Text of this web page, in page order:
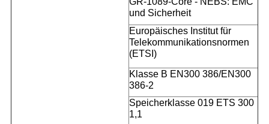
und Sicherheit
Europäisches Institut für
Telekommunikationsnormen
(ETSI)
Klasse B EN300 386/EN300
386-2
Speicherklasse 019 ETS 300
1,1